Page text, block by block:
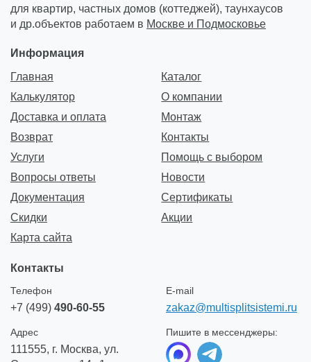
для квартир, частных домов (коттеджей), таунхаусов
и др.объектов работаем в Москве и Подмосковье
Информация
Главная
Каталог
Калькулятор
О компании
Доставка и оплата
Монтаж
Возврат
Контакты
Услуги
Помощь с выбором
Вопросы ответы
Новости
Документация
Сертификаты
Скидки
Акции
Карта сайта
Контакты
Телефон
+7 (499) 490-60-55
E-mail
zakaz@multisplitsistemi.ru
Адрес
111555, г. Москва, ул.
Пишите в мессенджеры: